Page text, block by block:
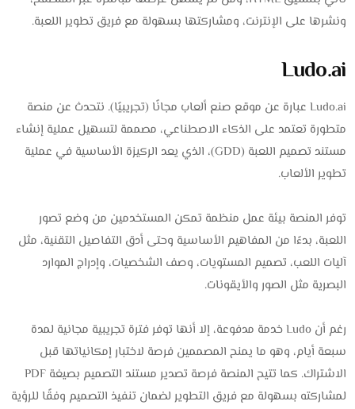
ونشرها على الإنترنت، ومشاركتها بسهولة مع فريق تطوير اللعبة.
Ludo.ai
Ludo.ai عبارة عن موقع صنع ألعاب مجانًا (تجريبيًا). نتحدث عن منصة
متطورة تعتمد على الذكاء الاصطناعي، مصممة لتسهيل عملية إنشاء
مستند تصميم اللعبة (GDD)، الذي يعد الركيزة الأساسية في عملية
تطوير الألعاب.
توفر المنصة بيئة عمل منظمة تمكن المستخدمين من وضع تصور
اللعبة، بدءًا من المفاهيم الأساسية وحتى أدق التفاصيل التقنية، مثل
آليات اللعب، تصميم المستويات، وصف الشخصيات، وإدراج الموارد
البصرية مثل الصور والأيقونات.
رغم أن Ludo خدمة مدفوعة، إلا أنها توفر فترة تجريبية مجانية لمدة
سبعة أيام، وهو ما يمنح المصممين فرصة لاختبار إمكانياتها قبل
الاشتراك. كما تتيح المنصة فرصة تصدير مستند التصميم بصيغة PDF
لمشاركته بسهولة مع فريق التطوير لضمان تنفيذ التصميم وفقًا للرؤية